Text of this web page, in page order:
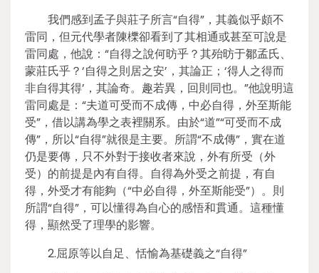
我們感到孟子與莊子所言“自得”，其義似乎頗不
雷同，但元代學者陳櫟卻看到了其相通或甚至可說是
雷同處，他說：“自得之說何昉乎？其殆昉于鄒孟氏、
蒙莊氏乎？‘自得之則居之安’，其論正；‘得人之得而
非自得其得’，其論奇。趣若異，回則同也。”他說明這
雷同處是：“夫道可受而不成傳，中必自得，外至斯能
受”，借以講為學之表裡關系。由於“道”“可受而不成
傳”，所以“自得”就很是主要。所謂“不成傳”，實在道
仍是要傳，只不外對于接收者來說，外有所受（外
受）的前提是內有自得。自得為外受之前提，有自
得，外受才有能夠（“中必自得，外至斯能受”）。則
所謂“自得”，可以懂得為自心的感悟和貫通。這種懂
得，顯然受了理學的影響。
2.屈原等以自足、恬愉為基礎義之“自得”